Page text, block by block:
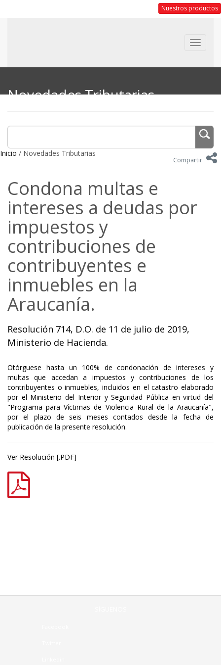
Nuestros productos
Toggle
Novedades Tributarias
Inicio / Novedades Tributarias
Compartir
Condona multas e
intereses a deudas por
impuestos y
contribuciones de
contribuyentes e
inmuebles en la
Araucanía.
Resolución 714, D.O. de 11 de julio de 2019,
Ministerio de Hacienda.
Otórguese hasta un 100% de condonación de intereses y
multas que accedan a impuestos y contribuciones de los
contribuyentes o inmuebles, incluidos en el catastro elaborado
por el Ministerio del Interior y Seguridad Pública en virtud del
"Programa para Víctimas de Violencia Rural de la Araucanía",
por el plazo de seis meses contados desde la fecha de
publicación de la presente resolución.
Ver Resolución [.PDF]